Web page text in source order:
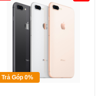
Trả Góp 0%